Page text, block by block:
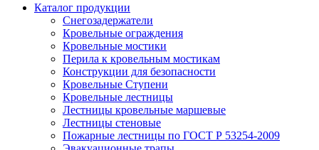
Каталог продукции
Снегозадержатели
Кровельные ограждения
Кровельные мостики
Перила к кровельным мостикам
Конструкции для безопасности
Кровельные Ступени
Кровельные лестницы
Лестницы кровельные маршевые
Лестницы стеновые
Пожарные лестницы по ГОСТ Р 53254-2009